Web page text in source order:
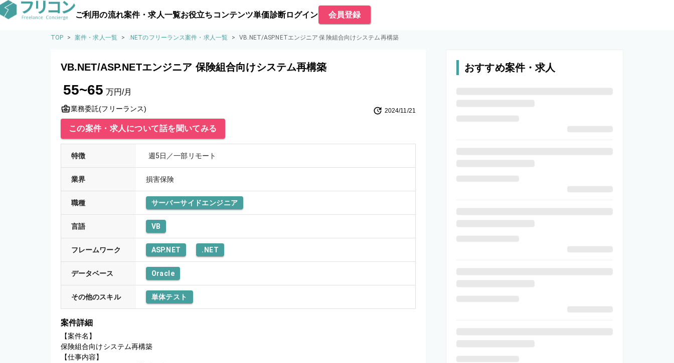
ご利用の流れ案件・求人一覧お役立ちコンテンツ単価診断ログイン 会員登録
TOP > 案件・求人一覧 > .NETのフリーランス案件・求人一覧 > VB.NET/ASP.NETエンジニア 保険組合向けシステム再構築
VB.NET/ASP.NETエンジニア 保険組合向けシステム再構築
55~65 万円/月
業務委託(フリーランス) 2024/11/21
この案件・求人について話を聞いてみる
特徴 週5日／一部リモート
業界 損害保険
職種 サーバーサイドエンジニア
言語 VB
フレームワーク ASP.NET .NET
データベース Oracle
その他のスキル 単体テスト
案件詳細
【案件名】
保険組合向けシステム再構築
【仕事内容】
おすすめ案件・求人